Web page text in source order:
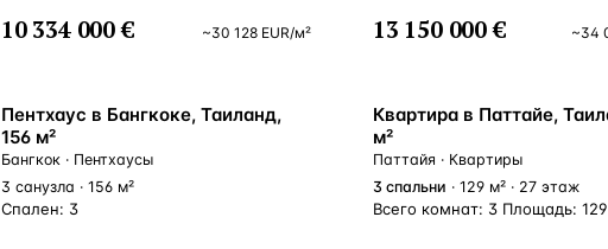
Турция · 1 810
10 334 000 € ~30 128 EUR/м² 13 150 000 € ~34
Пентхаус в Бангкоке, Таиланд,
156 м²
Бангкок · Пентхаусы
3 санузла · 156 м²
Спален: 3
Квартира в Паттайе,
м²
Паттайя · Квартиры
3 спальни · 129 м² · 27 этаж
Всего комнат: 3 Площадь: